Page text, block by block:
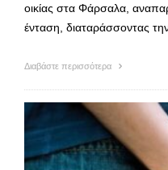
οικίας στα Φάρσαλα,
ένταση, διαταράσσοντας
Διαβάστε περισσότερα